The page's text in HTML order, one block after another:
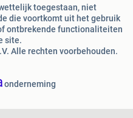
toegestaan, niet
die voortkomt uit het gebruik
ontbrekende functionaliteiten
site.
Alle rechten voorbehouden.
onderneming